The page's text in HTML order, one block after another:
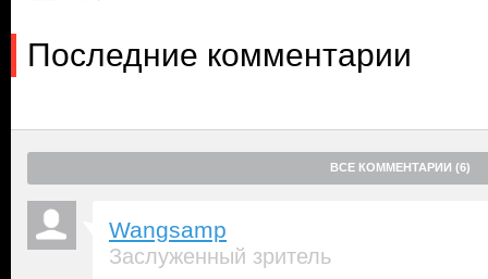
Последние комментарии
ВСЕ КОММЕНТАРИИ (6)
Wangsamp
Заслуженный зритель